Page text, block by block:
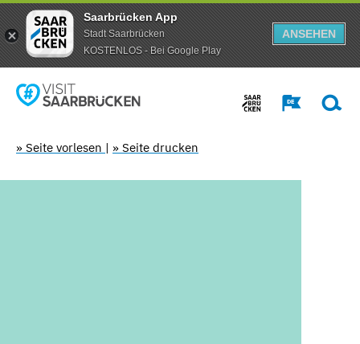
Saarbrücken App
Stadt Saarbrücken
KOSTENLOS - Bei Google Play
ANSEHEN
» Seite vorlesen | » Seite drucken